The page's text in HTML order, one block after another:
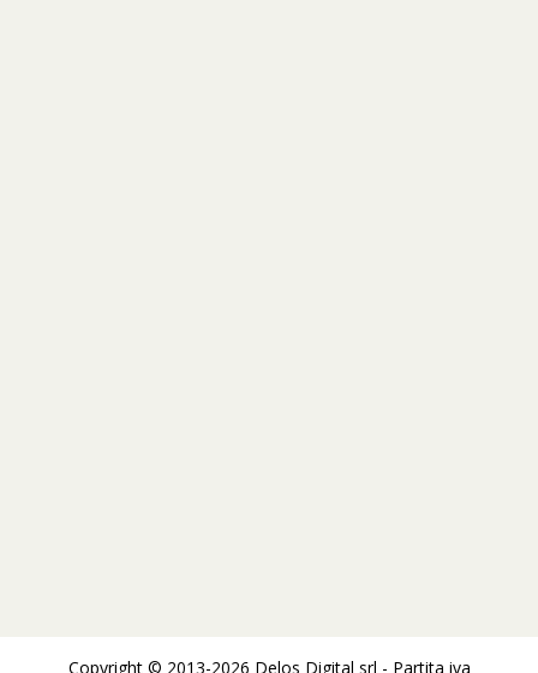
Copyright © 2013-2026 Delos Digital srl - Partita iva